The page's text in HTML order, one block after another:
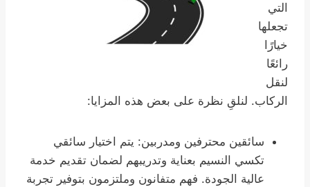
التي
تجعلها
خيارًا
رائعًا
لنقل
الركاب. لنلقِ نظرة على بعض هذه المزايا:
سائقين محترفين ومدربين: يتم اختيار سائقي
تكسي النسيم بعناية وتدريبهم لضمان تقديم خدمة
عالية الجودة. فهم متفانون وملتزمون بتوفير تجربة